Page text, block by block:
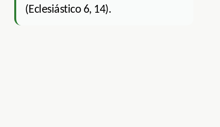
(Eclesiástico 6, 14).